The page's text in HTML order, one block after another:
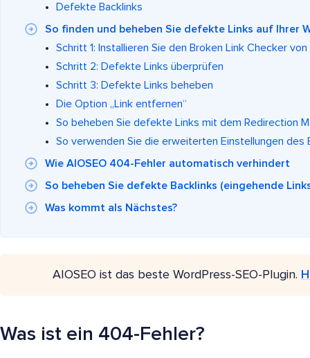
Defekte Backlinks
So finden und beheben Sie defekte Links auf Ihrer
Schritt 1: Installieren Sie den Broken Link Checker von
Schritt 2: Defekte Links überprüfen
Schritt 3: Defekte Links beheben
Die Option „Link entfernen“
So beheben Sie defekte Links mit dem Redirection
So verwenden Sie die erweiterten Einstellungen des
Wie AIOSEO 404-Fehler automatisch verhindert
So beheben Sie defekte Backlinks (eingehende
Was kommt als Nächstes?
AIOSEO ist das beste WordPress-SEO-Plugin.
Was ist ein 404-Fehler?